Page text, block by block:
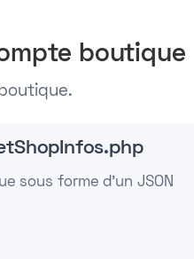
boutique
sous forme d'un JSON